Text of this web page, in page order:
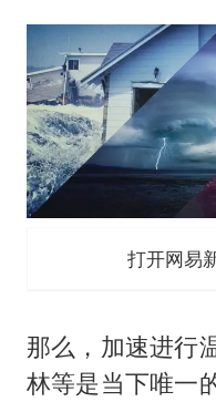
打开网易
那么，加速进行
林等是当下唯一